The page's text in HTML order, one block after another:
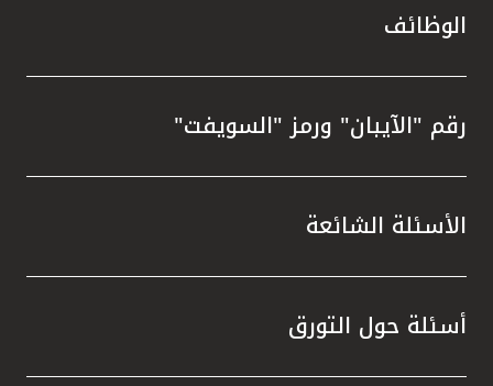
الوظائف
رقم "الآيبان" ورمز "السويفت"
الأسئلة الشائعة
أسئلة حول التورق